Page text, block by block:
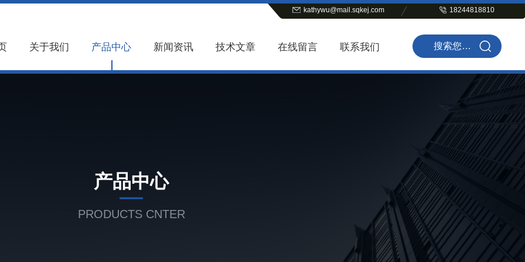
kathywu@mail.sqkej.com 18244818810
关于我们 产品中心 新闻资讯 技术文章 在线留言 联系我们
产品中心
PRODUCTS CNTER